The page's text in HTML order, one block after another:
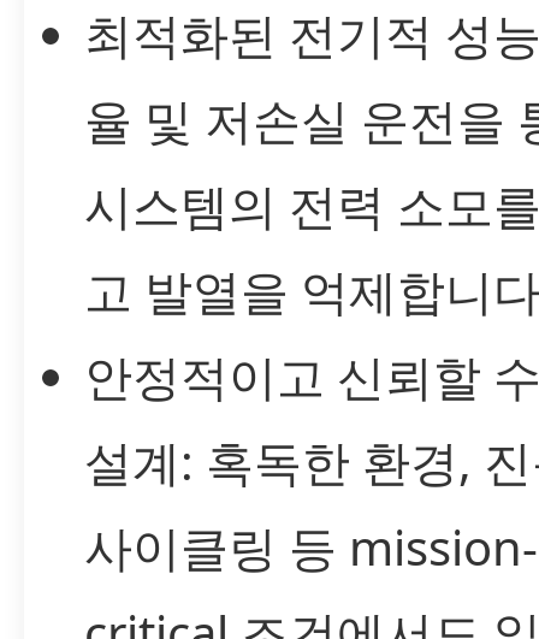
최적화된 전기적 성
율 및 저손실 운전을
시스템의 전력 소모
고 발열을 억제합니
안정적이고 신뢰할
설계: 혹독한 환경,
사이클링 등 mission-